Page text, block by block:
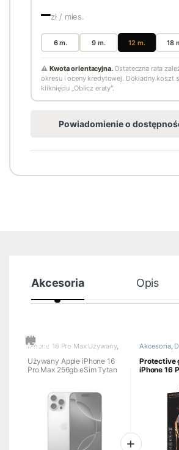
—zł / mies.
6 m. 9 m. 12 m. 18
⚠Kwota orientacyjna.Ostateczna rata
okresu i oceny kredytowej. Dokładny koszt
kliknięciu „Oblicz eraty".
Powiadomienie o
Akcesoria Opis
iPhone 16 Pro Max Używany,
Używany Apple iPhone 16
Pro Max 256gb eSim Tytan
Akcesoria,
Ochrona
iPhone
Protective
iPhone 16